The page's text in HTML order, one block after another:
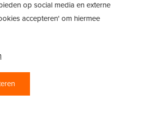
LOPEN?
Om te beginnen met lopen heb
goed paar schoenen, een
op social media en externe
accepteren' om hiermee